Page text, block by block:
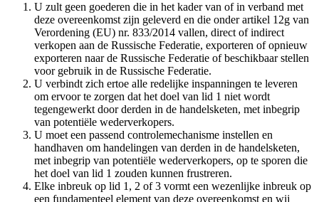
U zult geen goederen die in het kader van of in verband met
deze overeenkomst zijn geleverd en die onder artikel 12g van
Verordening (EU) nr. 833/2014 vallen, direct of indirect
verkopen aan de Russische Federatie, exporteren of opnieuw
exporteren naar de Russische Federatie of beschikbaar stellen
voor gebruik in de Russische Federatie.
U verbindt zich ertoe alle redelijke inspanningen te leveren
om ervoor te zorgen dat het doel van lid 1 niet wordt
tegengewerkt door derden in de handelsketen, met inbegrip
van potentiële wederverkopers.
U moet een passend controlemechanisme instellen en
handhaven om handelingen van derden in de handelsketen,
met inbegrip van potentiële wederverkopers, op te sporen die
het doel van lid 1 zouden kunnen frustreren.
Elke inbreuk op lid 1, 2 of 3 vormt een wezenlijke inbreuk op
een fundamenteel element van deze overeenkomst en wij